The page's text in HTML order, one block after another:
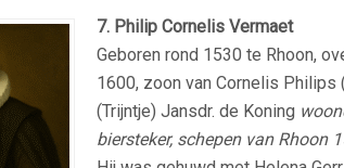
7. Philip Cornelis Vermaet
Geboren rond 1530 te Rhoon,
1600, zoon van Cornelis Philips
(Trijntje) Jansdr. de Koning
biersteker, schepen van Rhoon